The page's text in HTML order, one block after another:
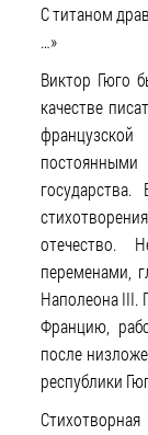
С титаном
…»
Виктор Гюго
качестве
отечество.
переменами,
Наполеона III.
Францию,
после
республики